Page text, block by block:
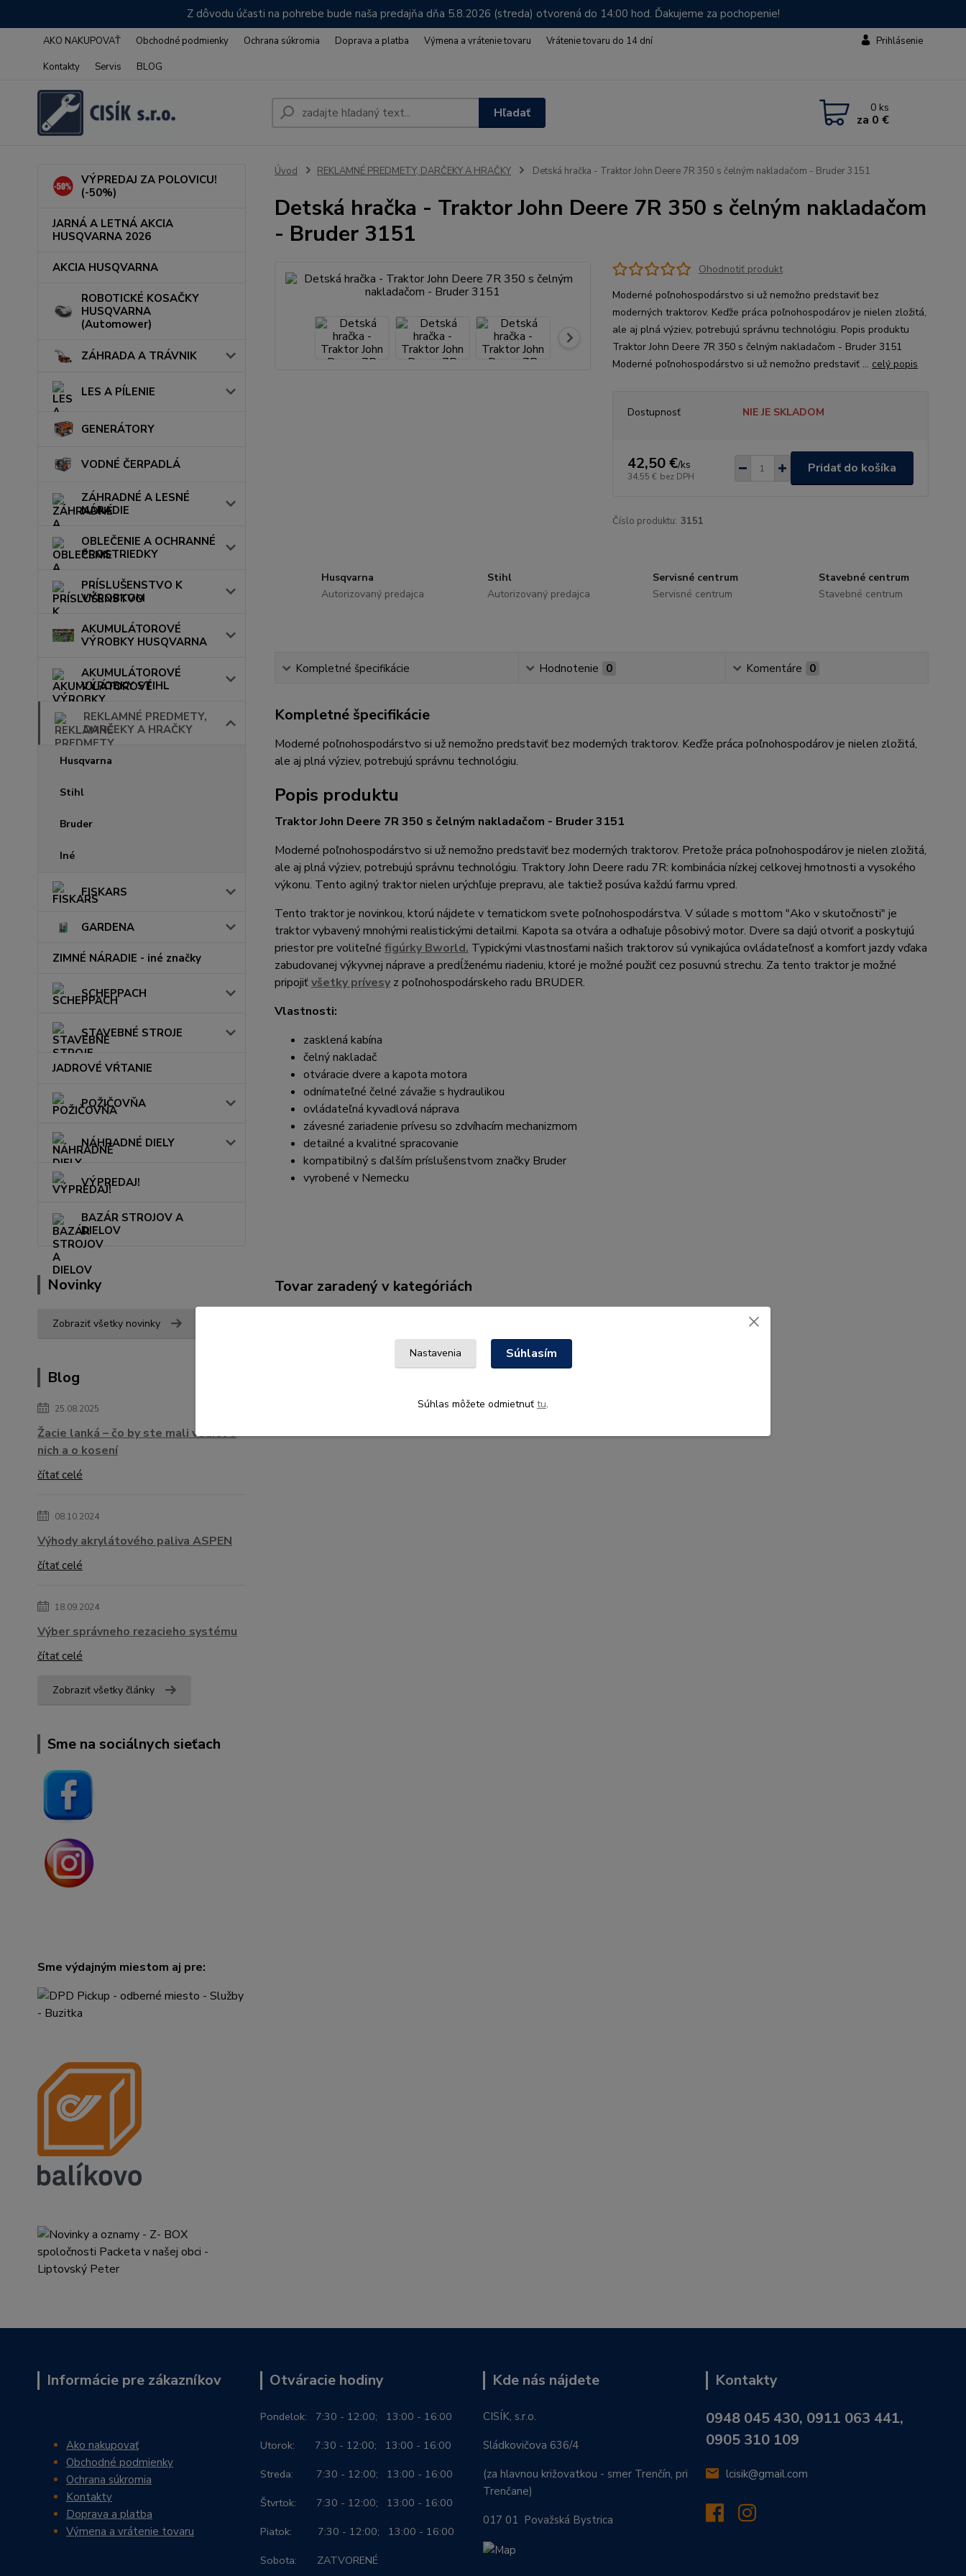
Z dôvodu účasti na pohrebe bude naša predajňa dňa 5.8.2026 (streda) otvorená do 14:00 hod. Ďakujeme za pochopenie!
AKO NAKUPOVAŤ Obchodné podmienky Ochrana súkromia Doprava a platba Výmena a vrátenie tovaru
Vrátenie tovaru do 14 dní
Kontakty
Servis BLOG
Prihlásenie
Hľadať 0 ks
za 0 €
VÝPREDAJ ZA POLOVICU!
(-50%)
JARNÁ A LETNÁ AKCIA
HUSQVARNA 2026
AKCIA HUSQVARNA
ROBOTICKÉ KOSAČKY
HUSQVARNA
(Automower)
ZÁHRADA A TRÁVNIK
LES A PÍLENIE
GENERÁTORY
VODNÉ ČERPADLÁ
ZÁHRADNÉ A LESNÉ
NÁRADIE
OBLEČENIE A OCHRANNÉ
PROSTRIEDKY
PRÍSLUŠENSTVO K
VÝROBKOM
AKUMULÁTOROVÉ
VÝROBKY HUSQVARNA
AKUMULÁTOROVÉ
VÝROBKY STIHL
REKLAMNÉ PREDMETY,
DARČEKY A HRAČKY
Husqvarna
Stihl
Bruder
Iné
FISKARS
GARDENA
ZIMNÉ NÁRADIE - iné značky
SCHEPPACH
STAVEBNÉ STROJE
JADROVÉ VŔTANIE
POŽIČOVŇA
NÁHRADNÉ DIELY
VÝPREDAJ!
BAZÁR STROJOV A
DIELOV
Novinky
Zobraziť všetky novinky
Blog
25.08.2025
Žacie lanká – čo by ste mali vedieť o
nich a o kosení
čítať celé
08.10.2024
Výhody akrylátového paliva ASPEN
čítať celé
18.09.2024
Výber správneho rezacieho systému
čítať celé
Zobraziť všetky články
Sme na sociálnych sieťach
Sme výdajným miestom aj pre:
Úvod REKLAMNÉ PREDMETY, DARČEKY A HRAČKY Detská hračka - Traktor John Deere 7R 350 s čelným nakladačom - Bruder 3151
Detská hračka - Traktor John Deere 7R 350 s čelným nakladačom
- Bruder 3151
Ohodnotiť produkt
Moderné poľnohospodárstvo si už nemožno predstaviť bez
moderných traktorov. Keďže práca poľnohospodárov je nielen zložitá,
ale aj plná výziev, potrebujú správnu technológiu. Popis produktu
Traktor John Deere 7R 350 s čelným nakladačom - Bruder 3151
Moderné poľnohospodárstvo si už nemožno predstaviť ... celý popis
Dostupnosť NIE JE SKLADOM
42,50 €/ks
34,55 € bez DPH
Pridať do košíka
Číslo produktu: 3151
Husqvarna
Autorizovaný predajca
Stihl
Autorizovaný predajca
Servisné centrum
Servisné centrum
Stavebné centrum
Stavebné centrum
Kompletné špecifikácie Hodnotenie 0 Komentáre 0
Kompletné špecifikácie
Moderné poľnohospodárstvo si už nemožno predstaviť bez moderných traktorov. Keďže práca poľnohospodárov je nielen zložitá,
ale aj plná výziev, potrebujú správnu technológiu.
Popis produktu
Traktor John Deere 7R 350 s čelným nakladačom - Bruder 3151
Moderné poľnohospodárstvo si už nemožno predstaviť bez moderných traktorov. Pretože práca poľnohospodárov je nielen zložitá,
ale aj plná výziev, potrebujú správnu technológiu. Traktory John Deere radu 7R: kombinácia nízkej celkovej hmotnosti a vysokého
výkonu. Tento agilný traktor nielen urýchľuje prepravu, ale taktiež posúva každú farmu vpred.
Tento traktor je novinkou, ktorú nájdete v tematickom svete poľnohospodárstva. V súlade s mottom "Ako v skutočnosti" je
traktor vybavený mnohými realistickými detailmi. Kapota sa otvára a odhaľuje pôsobivý motor. Dvere sa dajú otvoriť a poskytujú
priestor pre voliteľné figúrky Bworld. Typickými vlastnosťami našich traktorov sú vynikajúca ovládateľnosť a komfort jazdy vďaka
zabudovanej výkyvnej náprave a predĺženému riadeniu, ktoré je možné použiť cez posuvnú strechu. Za tento traktor je možné
pripojiťvšetky prívesyz poľnohospodárskeho radu BRUDER.
Vlastnosti:
zasklená kabína
čelný nakladač
otváracie dvere a kapota motora
odnímateľné čelné závažie s hydraulikou
ovládateľná kyvadlová náprava
závesné zariadenie prívesu so zdvíhacím mechanizmom
detailné a kvalitné spracovanie
kompatibilný s ďalším príslušenstvom značky Bruder
vyrobené v Nemecku
Tovar zaradený v kategóriách
Informácie pre zákazníkov
Ako nakupovať
Obchodné podmienky
Ochrana súkromia
Kontakty
Doprava a platba
Výmena a vrátenie tovaru
Otváracie hodiny
Pondelok: 7:30 - 12:00; 13:00 - 16:00
Utorok: 7:30 - 12:00; 13:00 - 16:00
Streda: 7:30 - 12:00; 13:00 - 16:00
Štvrtok: 7:30 - 12:00; 13:00 - 16:00
Piatok: 7:30 - 12:00; 13:00 - 16:00
Sobota: ZATVORENÉ
Kde nás nájdete
CISÍK, s.r.o.
Sládkovičova 636/4
(za hlavnou križovatkou - smer Trenčín, pri
Trenčane)
017 01 Považská Bystrica
Kontakty
0948 045 430, 0911 063 441,
0905 310 109
lcisik@gmail.com
Nastavenia Súhlasím
Súhlas môžete odmietnuť tu.